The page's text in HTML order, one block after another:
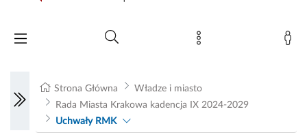
Strona Główna
Władze i miasto
Rada Miasta Krakowa kadencja IX 2024-2029
Uchwały RMK